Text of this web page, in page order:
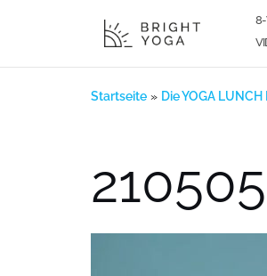
Startseite » Die YOGA